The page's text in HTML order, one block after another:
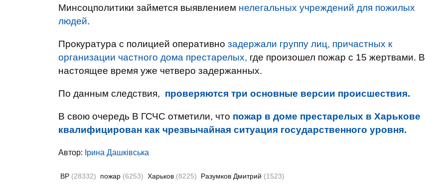
Минсоцполитики займется выявлением нелегальных учреждений для пожилых
людей.
Прокуратура с полицией оперативно задержали группу лиц, причастных к
организации частного дома престарелых, где произошел пожар с 15 жертвами. В
настоящее время уже четверо задержанных.
По данным следствия, проверяются три основные версии происшествия.
В свою очередь В ГСЧС отметили, что пожар в доме престарелых в Харькове
квалифицирован как чрезвычайная ситуация государственного уровня.
Автор: Ірина Дашківська
ВР (28332) пожар (6253) Харьков (8225) Разумков Дмитрий (1523)